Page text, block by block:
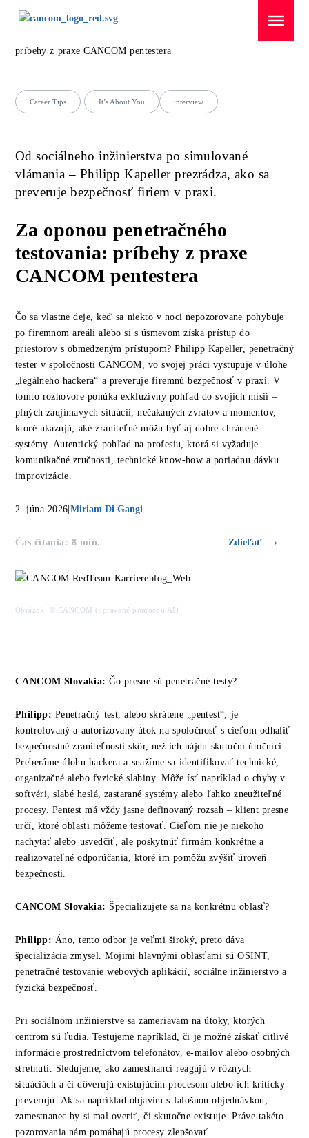
Menü überspringen
príbehy z praxe CANCOM pentestera
Career Tips It’s About You interview
Od sociálneho inžinierstva po simulované
vlámania – Philipp Kapeller prezrádza, ako sa
preveruje bezpečnosť firiem v praxi.
Za oponou penetračného
testovania: príbehy z praxe
CANCOM pentestera
Čo sa vlastne deje, keď sa niekto v noci nepozorovane pohybuje
po firemnom areáli alebo si s úsmevom získa prístup do
priestorov s obmedzeným prístupom? Philipp Kapeller, penetračný
tester v spoločnosti CANCOM, vo svojej práci vystupuje v úlohe
„legálneho hackera“ a preveruje firemnú bezpečnosť v praxi. V
tomto rozhovore ponúka exkluzívny pohľad do svojich misií –
plných zaujímavých situácií, nečakaných zvratov a momentov,
ktoré ukazujú, aké zraniteľné môžu byť aj dobre chránené
systémy. Autentický pohľad na profesiu, ktorá si vyžaduje
komunikačné zručnosti, technické know-how a poriadnu dávku
improvizácie.
2. júna 2026 Miriam Di Gangi
Čas čítania: 8 min. Zdieľať
Obrázok: © CANCOM (upravené pomocou AI)
CANCOM Slovakia: Čo presne sú penetračné testy?
Philipp: Penetračný test, alebo skrátene „pentest“, je
kontrolovaný a autorizovaný útok na spoločnosť s cieľom odhaliť
bezpečnostné zraniteľnosti skôr, než ich nájdu skutoční útočníci.
Preberáme úlohu hackera a snažíme sa identifikovať technické,
organizačné alebo fyzické slabiny. Môže ísť napríklad o chyby v
softvéri, slabé heslá, zastarané systémy alebo ľahko zneužiteľné
procesy. Pentest má vždy jasne definovaný rozsah – klient presne
určí, ktoré oblasti môžeme testovať. Cieľom nie je niekoho
nachytať alebo usvedčiť, ale poskytnúť firmám konkrétne a
realizovateľné odporúčania, ktoré im pomôžu zvýšiť úroveň
bezpečnosti.
CANCOMSlovakia: Špecializujete sa na konkrétnu oblasť?
Philipp: Áno, tento odbor je veľmi široký, preto dáva
špecializácia zmysel. Mojimi hlavnými oblasťami sú OSINT,
penetračné testovanie webových aplikácií, sociálne inžinierstvo a
fyzická bezpečnosť.
Pri sociálnom inžinierstve sa zameriavam na útoky, ktorých
centrom sú ľudia. Testujeme napríklad, či je možné získať citlivé
informácie prostredníctvom telefonátov, e-mailov alebo osobných
stretnutí. Sledujeme, ako zamestnanci reagujú v rôznych
situáciách a či dôverujú existujúcim procesom alebo ich kriticky
preverujú. Ak sa napríklad objavím s falošnou objednávkou,
zamestnanec by si mal overiť, či skutočne existuje. Práve takéto
pozorovania nám pomáhajú procesy zlepšovať.